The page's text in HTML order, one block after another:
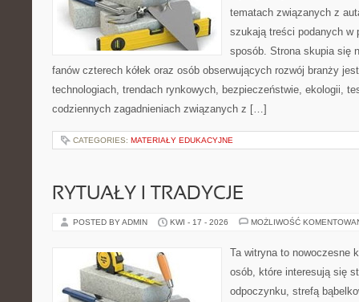
tematach związanych z
szukają treści podanych w
sposób. Strona skupia się
fanów czterech kółek oraz osób obserwujących rozwój branży
technologiach, trendach rynkowych, bezpieczeństwie, ekologii,
codziennych zagadnieniach związanych z […]
CATEGORIES: MATERIAŁY EDUKACYJNE
RYTUAŁY I TRADYCJE
POSTED BY ADMIN KWI - 17 - 2026 MOŻLIWOŚĆ
Ta witryna to nowoczesne
osób, które interesują się
odpoczynku, strefą